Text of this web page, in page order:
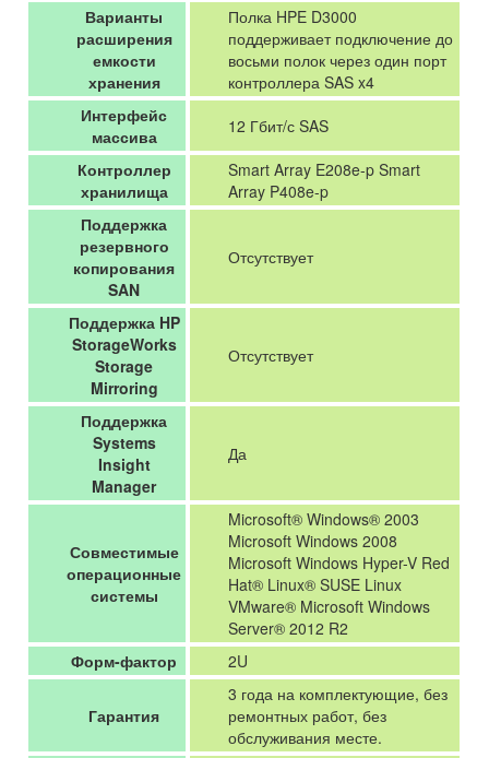
Варианты
расширения
емкости
хранения
Полка HPE D3000
поддерживает подключение до
восьми полок через один порт
контроллера SAS x4
Интерфейс
массива
12 Гбит/с SAS
Контроллер
хранилища
Smart Array E208e-p Smart
Array P408e-p
Поддержка
резервного
копирования
SAN
Отсутствует
Поддержка HP
StorageWorks
Storage
Mirroring
Отсутствует
Поддержка
Systems
Insight
Manager
Да
Совместимые
операционные
системы
Microsoft® Windows® 2003
Microsoft Windows 2008
Microsoft Windows Hyper-V Red
Hat® Linux® SUSE Linux
VMware® Microsoft Windows
Server® 2012 R2
Форм-фактор
2U
Гарантия
3 года на комплектующие, без
ремонтных работ, без
обслуживания месте.